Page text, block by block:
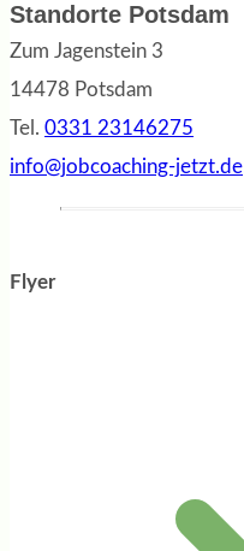
Standorte Potsdam
Zum Jagenstein 3
14478 Potsdam
Tel. 0331 23146275
info@jobcoaching-jetzt.de
Flyer